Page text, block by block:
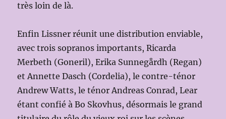
très loin de là.
Enfin Lissner réunit une distribution enviable,
avec trois sopranos importants, Ricarda
Merbeth (Goneril), Erika Sunnegårdh (Regan)
et Annette Dasch (Cordelia), le contre-ténor
Andrew Watts, le ténor Andreas Conrad, Lear
étant confié à Bo Skovhus, désormais le grand